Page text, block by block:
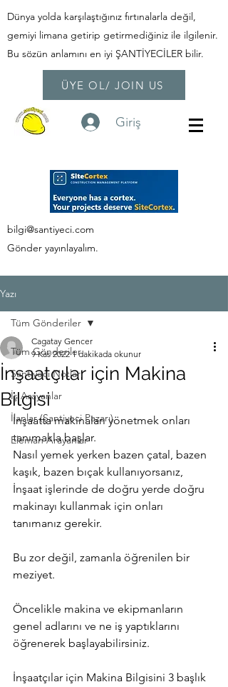
Dünya yolda karşılaştığınız fırtınalarla değil,
gemiyi limana getirip getirmediğiniz ile ilgilenir.
Bu sözün anlamını en iyi ŞANTİYECİLER bilir.
ÜYE OL/ JOIN US
Giriş
bilgi@santiyeci.com
Gönder yayınlayalım.
Yazı
Tüm Gönderiler
Şantiyeci Notları
İş Arayanlar
İlanlar (Şantiyeci Pazarı)
Eleman Arayanlar
Tüm Gönderiler
İnşaatçılar için Makina
Bilgisi
Cagatay Gencer
9 Kas 2022 1 dakikada okunur
İnşaatta makinaları yönetmek onları
tanımakla başlar.
Nasıl yemek yerken bazen çatal, bazen
kaşık, bazen bıçak kullanıyorsanız,
İnşaat işlerinde de doğru yerde doğru
makinayı kullanmak için onları
tanımanız gerekir.
Bu zor değil, zamanla öğrenilen bir
meziyet.
Öncelikle makina ve ekipmanların
genel adlarını ve ne iş yaptıklarını
öğrenerek başlayabilirsiniz.
İnşaatçılar için Makina Bilgisini 3 başlık